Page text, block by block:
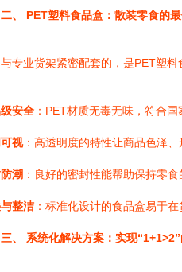
二、 PET塑料食品盒：散装零食的
与专业货架紧密配套的，是PET塑
安全 ：PET材质无毒无味，符合
视：高透明度的特性让商品色泽
潮 ：良好的密封性能帮助保持零
整洁 ：标准化设计的食品盒易于
三、 系统化解决方案：实现